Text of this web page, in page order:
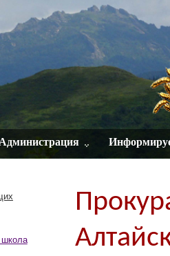
Администрация